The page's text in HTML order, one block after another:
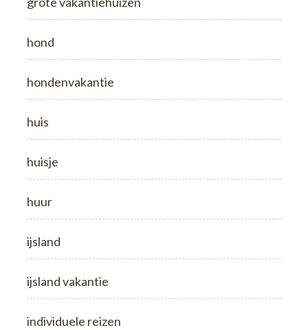
hond
hondenvakantie
huis
huisje
huur
ijsland
ijsland vakantie
individuele reizen